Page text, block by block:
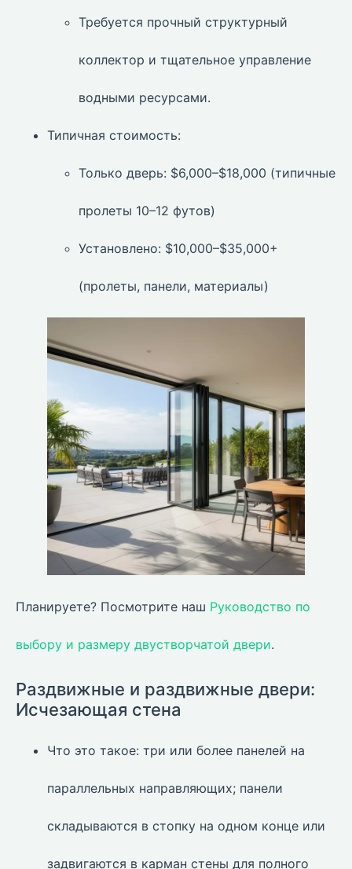
Требуется прочный структурный
коллектор и тщательное управление
водными ресурсами.
Типичная стоимость:
Только дверь: $6,000–$18,000 (типичные
пролеты 10–12 футов)
Установлено: $10,000–$35,000+
(пролеты, панели, материалы)
Планируете? Посмотрите наш Руководство по
выбору и размеру двустворчатой двери.
Раздвижные и раздвижные двери:
Исчезающая стена
Что это такое: три или более панелей на
параллельных направляющих; панели
складываются в стопку на одном конце или
задвигаются в карман стены для полного